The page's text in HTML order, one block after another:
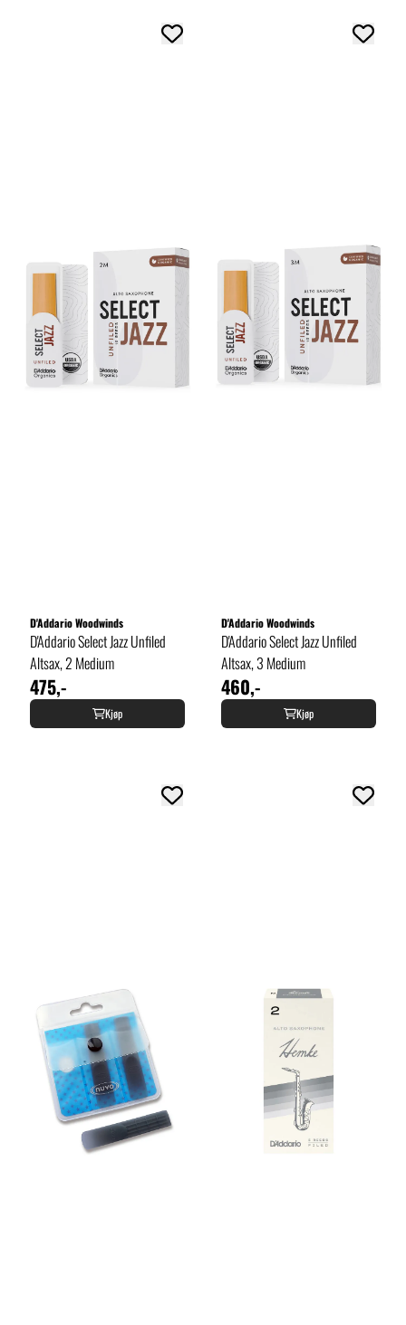
D'Addario Woodwinds
D'Addario Select Jazz Unfiled
Altsax, 2 Medium
475,-
Kjøp
D'Addario Woodwinds
D'Addario Select Jazz Unfiled
Altsax, 3 Medium
460,-
Kjøp